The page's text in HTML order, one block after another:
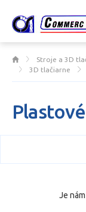
Stroje a 3D
3D tlačiarne
Je